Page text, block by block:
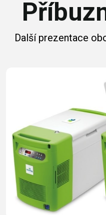
Další prezentace